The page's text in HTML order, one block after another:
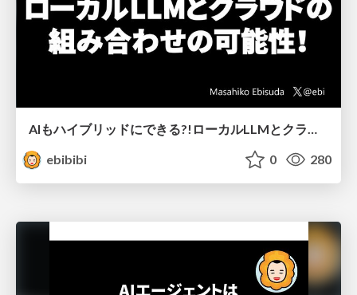
AIもハイブリッドにできる?!ローカルLLMとクラウドの組み合わせの可能性！
ebibibi
0 280